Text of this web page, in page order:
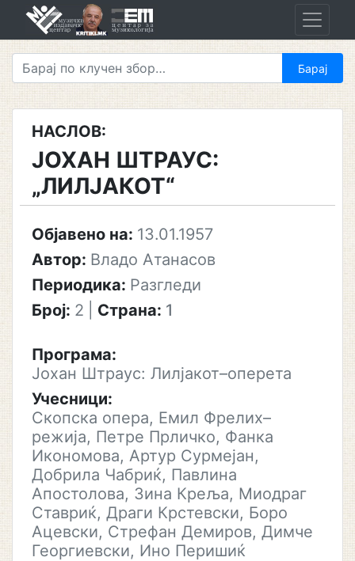
НАСЛОВ:
ЈОХАН ШТРАУС:
„ЛИЛЈАКОТ“
Објавено на: 13.01.1957
Автор: Владо Атанасов
Периодика: Разгледи
Број: 2 Страна: 1
Програма:
Јохан Штраус: Лилјакот–оперета
Учесници:
Скопска опера, Емил Фрелих–
режија, Петре Прличко, Фанка
Икономова, Артур Сурмејан,
Добрила Чабриќ, Павлина
Апостолова, Зина Креља, Миодраг
Ставриќ, Драги Крстевски, Боро
Ацевски, Стрефан Демиров, Димче
Георгиевски, Ино Перишиќ